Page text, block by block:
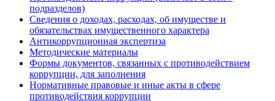
подразделов)
Сведения о доходах, расходах, об имуществе и
обязательствах имущественного характера
Антикоррупционная экспертиза
Методические материалы
Формы документов, связанных с противодействием
коррупции, для заполнения
Нормативные правовые и иные акты в сфере
противодействия коррупции